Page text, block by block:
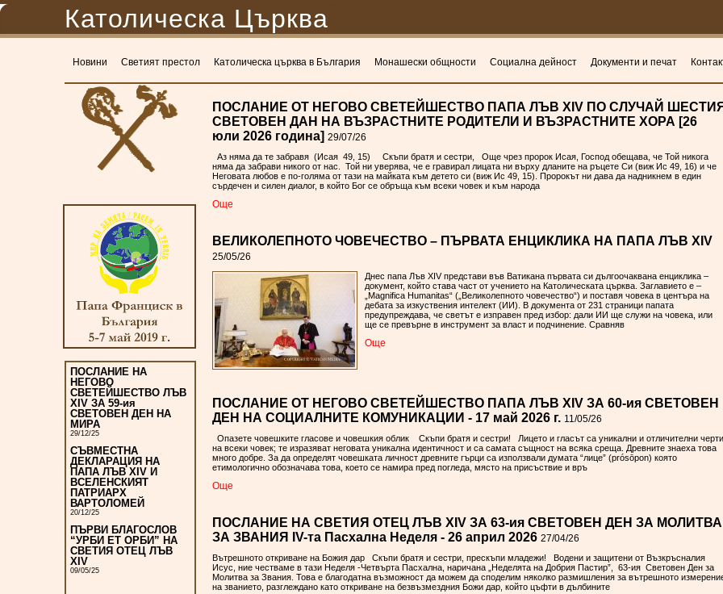
Католическа Църква
Новини Светият престол Католическа църква в България Монашески общности Социална дейност Документи и печат
ПОСЛАНИЕ НА
НЕГОВО
СВЕТЕЙШЕСТВО ЛЪВ
XIV ЗА 59-ия
СВЕТОВЕН ДЕН НА
МИРА
29/12/25
СЪВМЕСТНА
ДЕКЛАРАЦИЯ НА
ПАПА ЛЪВ XIV И
ВСЕЛЕНСКИЯТ
ПАТРИАРХ
ВАРТОЛОМЕЙ
20/12/25
ПЪРВИ БЛАГОСЛОВ
“УРБИ ЕТ ОРБИ” НА
СВЕТИЯ ОТЕЦ ЛЪВ
XIV
09/05/25
ПОСЛАНИЕ ОТ НЕГОВО СВЕТЕЙШЕСТВО ПАПА ЛЪВ XIV ПО СЛУЧАЙ
СВЕТОВЕН ДАН НА ВЪЗРАСТНИТЕ РОДИТЕЛИ И ВЪЗРАСТНИТЕ ХОРА [26
юли 2026 година] 29/07/26
Аз няма да те забравя (Исая 49, 15) Скъпи братя и сестри, Още чрез пророк Исая, Господ обещава, че Той никога
няма да забрави никого от нас. Той ни уверява, че е гравирал лицата ни върху дланите на ръцете Си (виж Ис 49, 16) и че
Неговата любов е по-голяма от тази на майката към детето си (виж Ис 49, 15). Пророкът ни дава да надникнем в един
сърдечен и силен диалог, в който Бог се обръща към всеки човек и към народа
Oще
ВЕЛИКОЛЕПНОТО ЧОВЕЧЕСТВО – ПЪРВАТА ЕНЦИКЛИКА НА ПАПА ЛЪВ XIV
25/05/26
Днес папа Лъв XIV представи във Ватикана първата си дългоочаквана енциклика –
документ, който става част от учението на Католическата църква. Заглавието е –
„Magnifica Humanitas“ („Великолепното човечество“) и поставя човека в центъра на
дебата за изкуствения интелект (ИИ). В документа от 231 страници папата
предупреждава, че светът е изправен пред избор: дали ИИ ще служи на човека, или
ще се превърне в инструмент за власт и подчинение. Сравняв
Oще
ПОСЛАНИЕ ОТ НЕГОВО СВЕТЕЙШЕСТВО ПАПА ЛЪВ XIV ЗА 60-ия СВЕТОВЕН
ДЕН НА СОЦИАЛНИТЕ КОМУНИКАЦИИ - 17 май 2026 г. 11/05/26
Опазете човешките гласове и човешкия облик Скъпи братя и сестри! Лицето и гласът са уникални и отличителни черти
на всеки човек; те изразяват неговата уникална идентичност и са самата същност на всяка среща. Древните знаеха това
много добре. За да определят човешката личност древните гърци са използвали думата “лице” (prósōpon) която
етимологично обозначава това, което се намира пред погледа, място на присъствие и връ
Oще
ПОСЛАНИЕ НА СВЕТИЯ ОТЕЦ ЛЪВ XIV ЗА 63-ия СВЕТОВЕН ДЕН ЗА МОЛИТВА
ЗА ЗВАНИЯ IV-та Пасхална Неделя - 26 април 2026 27/04/26
Вътрешното откриване на Божия дар Скъпи братя и сестри, прескъпи младежи! Водени и защитени от Възкръсналия
Исус, ние честваме в тази Неделя -Четвърта Пасхална, наричана „Неделята на Добрия Пастир”, 63-ия Световен Ден за
Молитва за Звания. Това е благодатна възможност да можем да споделим няколко размишления за вътрешното
на званието, разглеждано като откриване на безвъзмездния Божи дар, който цъфти в дълбините